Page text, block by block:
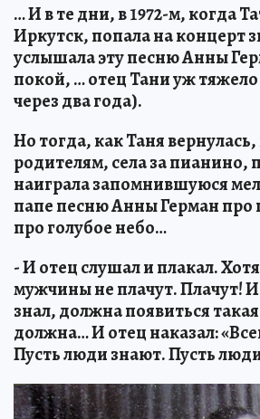
… И в те дни, в 1972-м, когда
Иркутск, попала на концерт
услышала эту песню Анны
покой, … отец Тани уж
через два года).
Но тогда, как Таня
родителям, села за пианино,
наиграла запомнившуюся
папе песню Анны Герман про
про голубое небо…
- И отец слушал и плакал.
мужчины не плачут. Плачут! И
знал, должна появиться
должна… И отец наказал:
Пусть люди знают. Пусть